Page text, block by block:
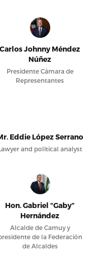
Carlos Johnny Méndez
Núñez
Presidente Cámara de
Representantes
Eddie López Serrano
and political analyst
Hon. Gabriel “Gaby”
Hernández
Alcalde de Camuy y
de la Federación
de Alcaldes